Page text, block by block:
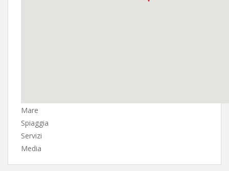
Mare
Spiaggia
Servizi
Media